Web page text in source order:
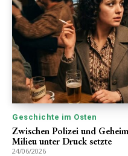
Geschichte im Osten
Zwischen Polizei und
Milieu unter Druck setzte
24/06/2026